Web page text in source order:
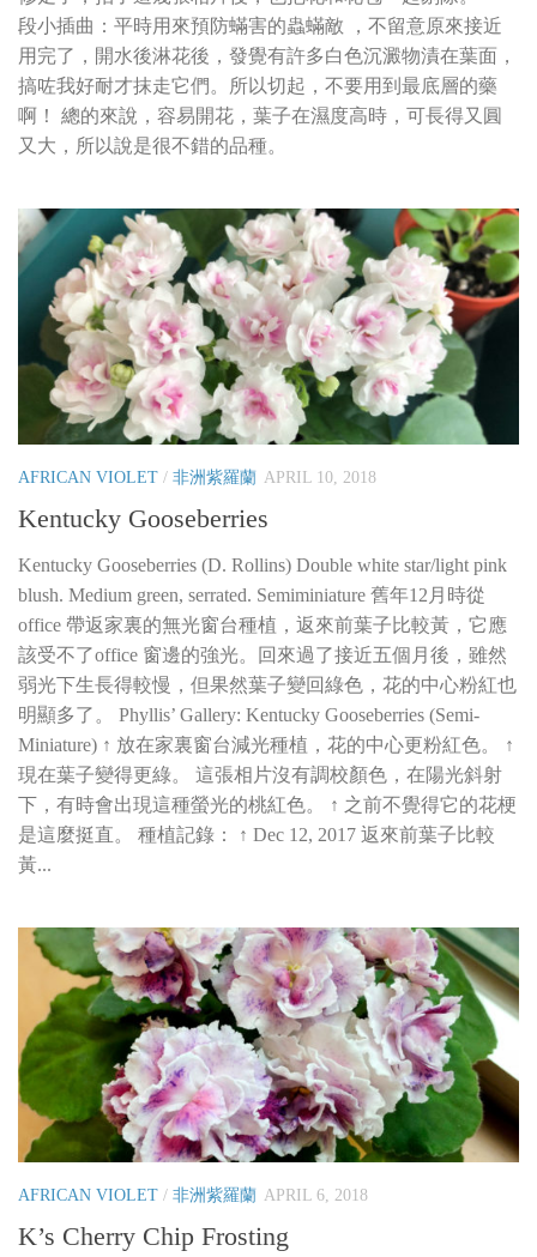
段小插曲：平時用來預防蟎害的蟲蟎敵 ，不留意原來接近
用完了，開水後淋花後，發覺有許多白色沉澱物漬在葉面，
搞咗我好耐才抹走它們。所以切起，不要用到最底層的藥
啊！ 總的來說，容易開花，葉子在濕度高時，可長得又圓
又大，所以說是很不錯的品種。
AFRICAN VIOLET / 非洲紫羅蘭 APRIL 10, 2018
Kentucky Gooseberries
Kentucky Gooseberries (D. Rollins) Double white star/light pink
blush. Medium green, serrated. Semiminiature 舊年12月時從
office 帶返家裏的無光窗台種植，返來前葉子比較黃，它應
該受不了office 窗邊的強光。回來過了接近五個月後，雖然
弱光下生長得較慢，但果然葉子變回綠色，花的中心粉紅也
明顯多了。 Phyllis’ Gallery: Kentucky Gooseberries (Semi-
Miniature) ↑ 放在家裏窗台減光種植，花的中心更粉紅色。 ↑
現在葉子變得更綠。 這張相片沒有調校顏色，在陽光斜射
下，有時會出現這種螢光的桃紅色。 ↑ 之前不覺得它的花梗
是這麼挺直。 種植記錄： ↑ Dec 12, 2017 返來前葉子比較
黃...
AFRICAN VIOLET / 非洲紫羅蘭 APRIL 6, 2018
K’s Cherry Chip Frosting